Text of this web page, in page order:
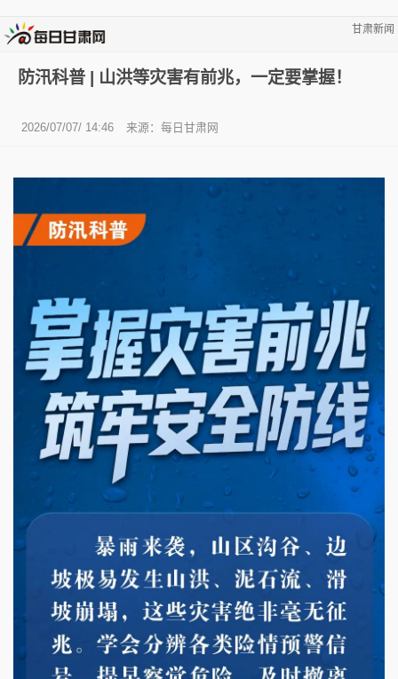
甘肃新闻
防汛科普 | 山洪等灾害有前兆，一定要掌握！
2026/07/07/ 14:46 来源： 每日甘肃网